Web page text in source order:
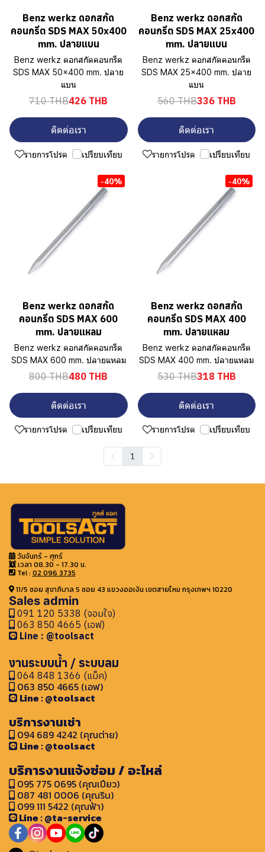
Benz werkz ดอกสกัด
คอนกรีต SDS MAX 50x400
mm. ปลายแบน
Benz werkz ดอกสกัดคอนกรีต
SDS MAX 50x400 mm. ปลาย
แบน
710 THB426 THB
ติดต่อเรา
รายการโปรด เปรียบเทียบ
Benz werkz ดอกสกัด
คอนกรีต SDS MAX 25x400
mm. ปลายแบน
Benz werkz ดอกสกัดคอนกรีต
SDS MAX 25x400 mm. ปลาย
แบน
560 THB336 THB
ติดต่อเรา
รายการโปรด เปรียบเทียบ
-40%
Benz werkz ดอกสกัด
คอนกรีต SDS MAX 600
mm. ปลายแหลม
Benz werkz ดอกสกัดคอนกรีต
SDS MAX 600 mm. ปลายแหลม
800 THB480 THB
ติดต่อเรา
รายการโปรด เปรียบเทียบ
-40%
Benz werkz ดอกสกัด
คอนกรีต SDS MAX 400
mm. ปลายแหลม
Benz werkz ดอกสกัดคอนกรีต
SDS MAX 400 mm. ปลายแหลม
530 THB318 THB
ติดต่อเรา
รายการโปรด เปรียบเทียบ
1
วันจันทร์ - ศุกร์
เวลา 08.30 - 17.30 น.
Tel : 02 096 3735
11/5 ซอย สุขาภิบาล 5 ซอย 43 แขวงออเงิน เขตสายไหม กรุงเทพฯ 10220
Sales admin
091 120 5338 (จอมใจ)
063 850 4665 (เอฟ)
Line : @toolsact
งานระบบน้ำ / ระบบลม
064 848 1366 (แม็ค)
063 850 4665 (เอฟ)
Line : @toolsact
บริการงานเช่า
094 689 4242 (คุณต่าย)
Line : @toolsact
บริการงานแจ้งซ่อม / อะไหล่
095 775 0695 (คุณเปียว)
087 481 0006 (คุณริน)
099 111 5422 (คุณฟ้า)
Line : @ta-service